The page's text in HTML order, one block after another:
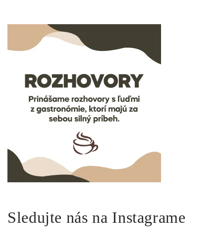
Sledujte nás na Instagrame